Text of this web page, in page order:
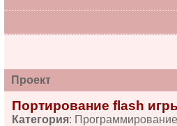
Проект
Портирование flash
Категория: